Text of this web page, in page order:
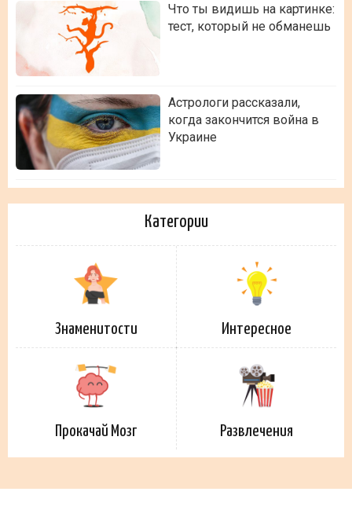
Что ты видишь на картинке:
тест, который не обманешь
Астрологи рассказали,
когда закончится война в
Украине
Категории
Знаменитости Интересное
Прокачай Мозг Развлечения